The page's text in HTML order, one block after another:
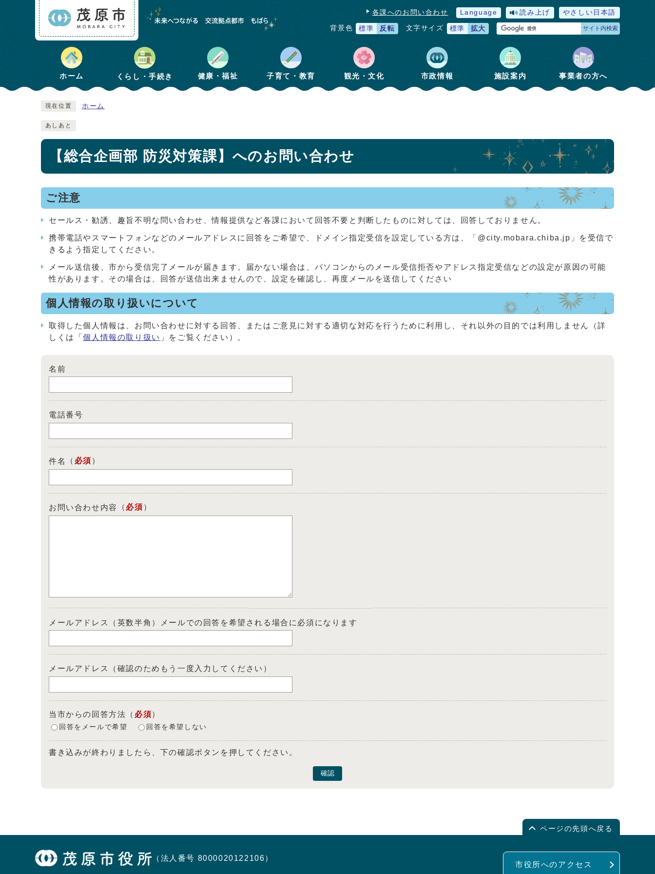
各課へのお問い合わせ Language 読み上げ やさしい日本語
背景色 標準 反転 文字サイズ 標準 拡大 サイト内検索
ホーム くらし・手続き 健康・福祉 子育て・教育 観光・文化 市政情報 施設案内 事業者の方へ
現在位置 ホーム
あしあと
【総合企画部 防災対策課】へのお問い合わせ
ご注意
セールス・勧誘、趣旨不明な問い合わせ、情報提供など各課において回答不要と判断したものに対しては、回答しておりません。
携帯電話やスマートフォンなどのメールアドレスに回答をご希望で、ドメイン指定受信を設定している方は、「@city.mobara.chiba.jp」を受信で
きるよう指定してください。
メール送信後、市から受信完了メールが届きます。届かない場合は、パソコンからのメール受信拒否やアドレス指定受信などの設定が原因の可能
性があります。その場合は、回答が送信出来ませんので、設定を確認し、再度メールを送信してください
個人情報の取り扱いについて
取得した個人情報は、お問い合わせに対する回答、またはご意見に対する適切な対応を行うために利用し、それ以外の目的では利用しません（詳
しくは「個人情報の取り扱い 」をご覧ください）。
名前
電話番号
件名 （ 必須 ）
お問い合わせ内容 （ 必須 ）
メールアドレス（英数半角）メールでの回答を希望される場合に必須になります
メールアドレス（確認のためもう一度入力してください）
当市からの回答方法 （ 必須）
回答をメールで希望 回答を希望しない
書き込みが終わりましたら、下の確認ボタンを押してください。
確認
ページの先頭へ戻る
（法人番号 8000020122106）
市役所へのアクセス